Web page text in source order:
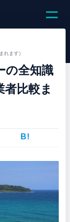
れます）
の全知識
者比較ま
B!